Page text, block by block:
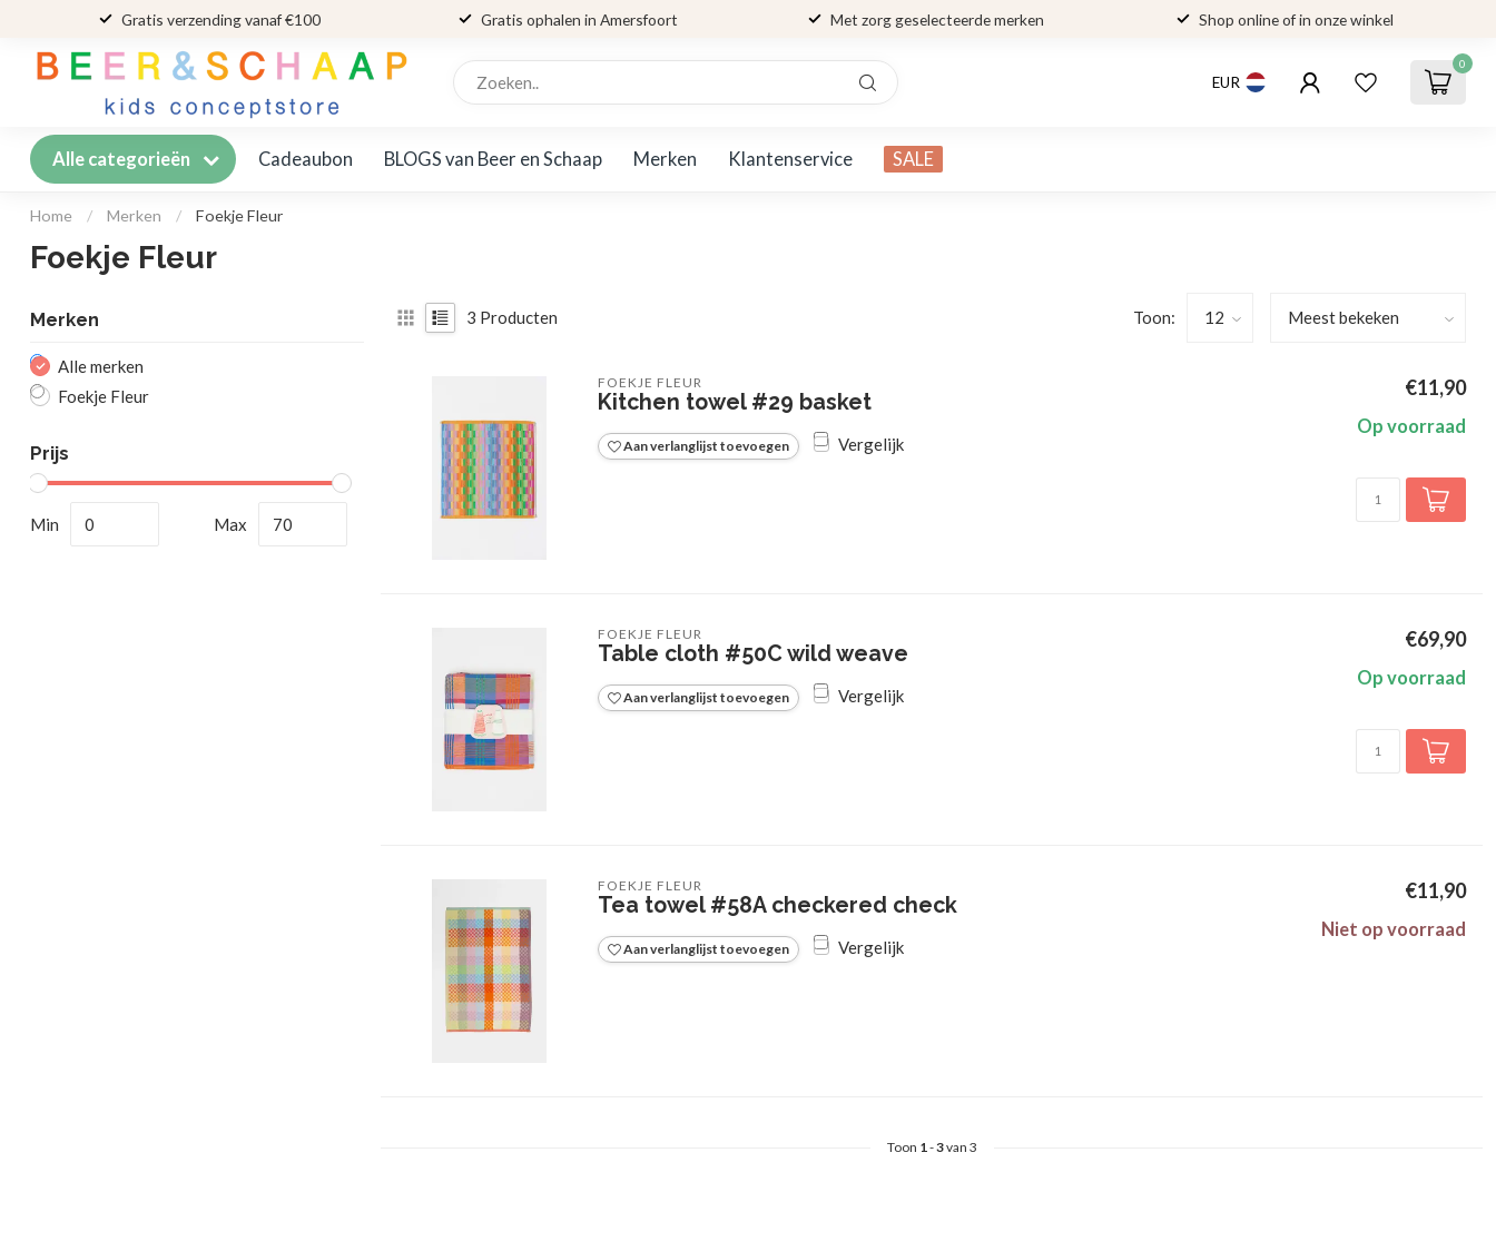
Gratis verzending vanaf €100 Gratis ophalen in Amersfoort Met zorg geselecteerde merken Shop online of in onze winkel
EUR
0
Alle categorieën Cadeaubon BLOGS van Beer en Schaap Merken Klantenservice SALE
Home / Merken / Foekje Fleur
Foekje Fleur
Merken
Alle merken
Foekje Fleur
Prijs
Min Max
3 Producten Toon:
FOEKJE FLEUR
Kitchen towel #29 basket
Aan verlanglijst toevoegen Vergelijk
€11,90
Op voorraad
FOEKJE FLEUR
Table cloth #50C wild weave
Aan verlanglijst toevoegen Vergelijk
€69,90
Op voorraad
FOEKJE FLEUR
Tea towel #58A checkered check
Aan verlanglijst toevoegen Vergelijk
€11,90
Niet op voorraad
Toon 1-3van 3